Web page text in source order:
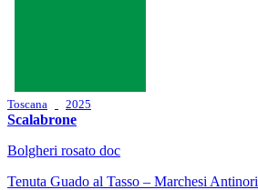
Toscana 2025
Scalabrone
Bolgheri rosato doc
Tenuta Guado al Tasso – Marchesi Antinori